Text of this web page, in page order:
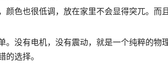
颜色也很低调，放在家里不会显得突兀。而
。没有电机，没有震动，就是一个纯粹的物
选择。